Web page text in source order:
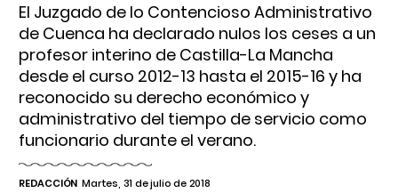
El Juzgado de lo Contencioso Administrativo
de Cuenca ha declarado nulos los ceses a un
profesor interino de Castilla-La Mancha
desde el curso 2012-13 hasta el 2015-16 y ha
reconocido su derecho económico y
administrativo del tiempo de servicio como
funcionario durante el verano.
REDACCIÓN Martes, 31 de julio de 2018